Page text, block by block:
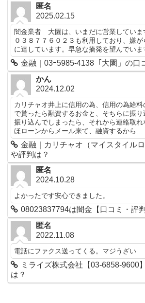
匿名
2025.02.15
闇金業者 大園は、いまだに営業していま
０３８７７６０２３も利用しており、嫌
に達しています。早急な摘発を望んでいま
金融｜03ｰ5985-4138「大園」の口
かん
2024.12.02
カリチャオ井上に信用の為、信用の為給
で貰ったら融資するお金と、そちらに振
振り込んでしまったら、それから連絡取
ほローンからメール来て、融資するから...
金融｜カリチャオ（マイスタイル
や評判は？
匿名
2024.10.28
よかったです安心できました。
08023837794は闇金【口コミ・評判
匿名
2022.11.08
電話にファクス送ってくる。マジうざい
ミライズ株式会社【03-6858-9600
は？